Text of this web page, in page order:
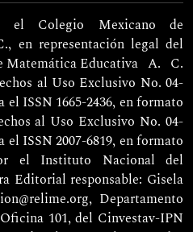
el Colegio Mexicano de
en representación legal del
Matemática Educativa A. C.
al Uso Exclusivo No. 04-
el ISSN 1665-2436, en formato
al Uso Exclusivo No. 04-
el ISSN 2007-6819, en formato
el Instituto Nacional del
Editorial responsable: Gisela
Departamento
101, del Cinvestav-IPN